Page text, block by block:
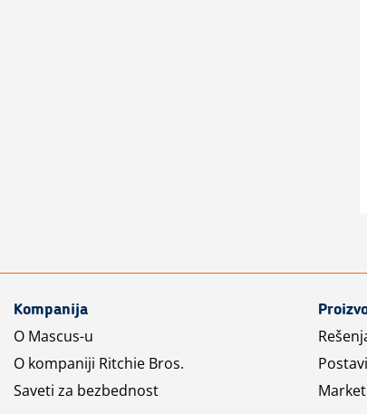
Kompanija
O Mascus-u
O kompaniji Ritchie Bros.
Saveti za bezbednost